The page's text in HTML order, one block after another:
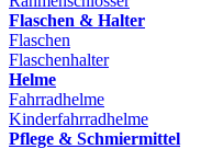
Flaschen & Halter
Flaschen
Flaschenhalter
Helme
Fahrradhelme
Kinderfahrradhelme
Pflege & Schmiermittel